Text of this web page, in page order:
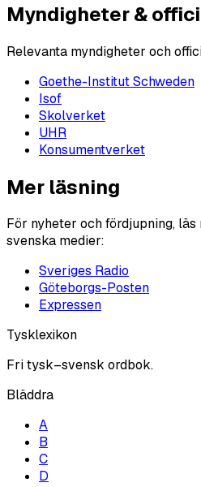
Myndigheter &
Relevanta myndigheter och
Goethe-Institut Schweden
Isof
Skolverket
UHR
Konsumentverket
Mer läsning
För nyheter och fördjupning,
svenska medier:
Sveriges Radio
Göteborgs-Posten
Expressen
Tysklexikon
Fri tysk–svensk ordbok.
Bläddra
A
B
C
D